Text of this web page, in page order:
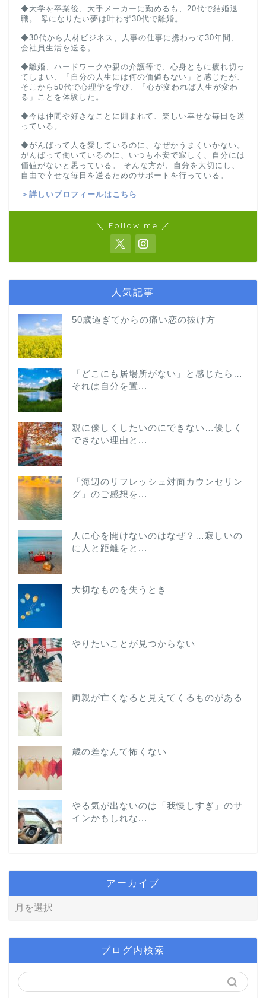
◆大学を卒業後、大手メーカーに勤めるも、20代で結婚退
職。 母になりたい夢は叶わず30代で離婚。
◆30代から人材ビジネス、人事の仕事に携わって30年間、
会社員生活を送る。
◆離婚、ハードワークや親の介護等で、心身ともに疲れ切っ
てしまい、「自分の人生には何の価値もない」と感じたが、
そこから50代で心理学を学び、「心が変われば人生が変わ
る」ことを体験した。
◆今は仲間や好きなことに囲まれて、楽しい幸せな毎日を送
っている。
◆がんばって人を愛しているのに、なぜかうまくいかない。
がんばって働いているのに、いつも不安で寂しく、自分には
価値がないと思っている。 そんな方が、自分を大切にし、
自由で幸せな毎日を送るためのサポートを行っている。
＞詳しいプロフィールはこちら
＼ Follow me ／
人気記事
50歳過ぎてからの痛い恋の抜け方
「どこにも居場所がない」と感じたら…
それは自分を置...
親に優しくしたいのにできない…優しく
できない理由と...
「海辺のリフレッシュ対面カウンセリン
グ」のご感想を...
人に心を開けないのはなぜ？…寂しいの
に人と距離をと...
大切なものを失うとき
やりたいことが見つからない
両親が亡くなると見えてくるものがある
歳の差なんて怖くない
やる気が出ないのは「我慢しすぎ」のサ
インかもしれな...
アーカイブ
ブログ内検索